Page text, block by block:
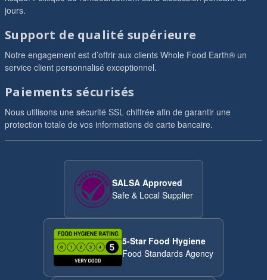
jours.
Support de qualité supérieure
Notre engagement est d’offrir aux clients Whole Food Earth® un
service client personnalisé exceptionnel.
Paiements sécurisés
Nous utilisons une sécurité SSL chiffrée afin de garantir une
protection totale de vos informations de carte bancaire.
SALSA Approved
Safe & Local Supplier
5-Star Food Hygiene
Food Standards Agency